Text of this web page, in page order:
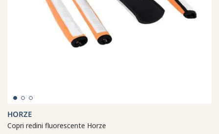
HORZE
Copri redini fluorescente Horze